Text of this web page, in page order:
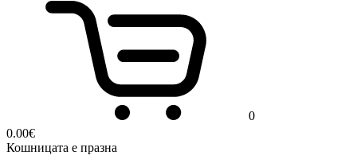
0
0.00€
Кошницата е празна